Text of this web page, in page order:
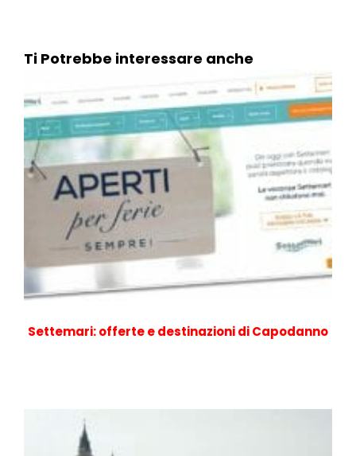
Ti Potrebbe interessare anche
Settemari: offerte e destinazioni di Capodanno